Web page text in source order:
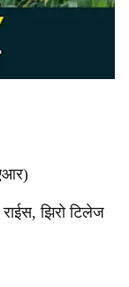
झिरो टिलेज